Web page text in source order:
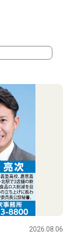
2026.08.06